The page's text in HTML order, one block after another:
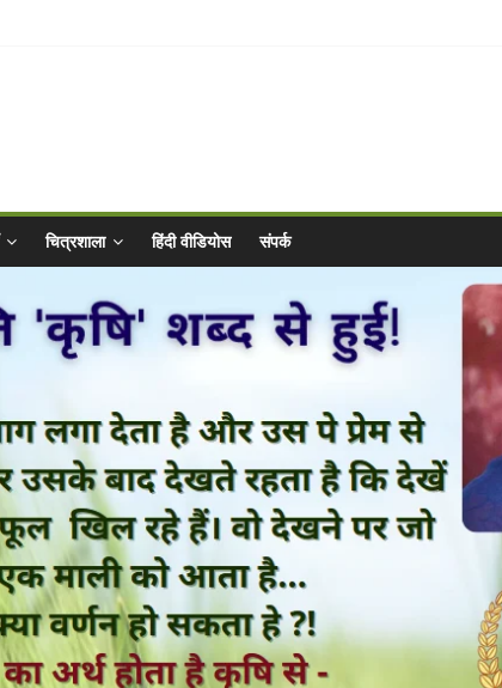
चित्रशाला हिंदी वीडियोस संपर्क